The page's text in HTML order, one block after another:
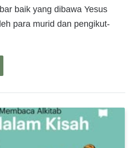
baik yang dibawa Yesus
para murid dan pengikut-